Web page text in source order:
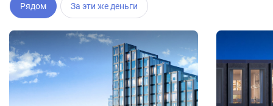
Рядом За эти же деньги